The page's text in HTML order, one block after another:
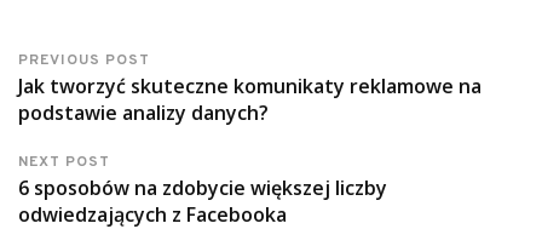
PREVIOUS POST
Jak tworzyć skuteczne komunikaty reklamowe na
podstawie analizy danych?
NEXT POST
6 sposobów na zdobycie większej liczby
odwiedzających z Facebooka